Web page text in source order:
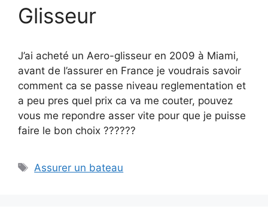
Glisseur
J’ai acheté un Aero-glisseur en 2009 à Miami,
avant de l’assurer en France je voudrais savoir
comment ca se passe niveau reglementation et
a peu pres quel prix ca va me couter, pouvez
vous me repondre asser vite pour que je puisse
faire le bon choix ??????
Étiquettes
Assurer un bateau